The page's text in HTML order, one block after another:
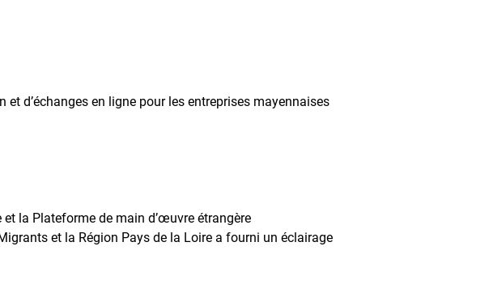
d’échanges en ligne pour les entreprises mayennaises
la Plateforme de main d’œuvre étrangère
et la Région Pays de la Loire a fourni un éclairage